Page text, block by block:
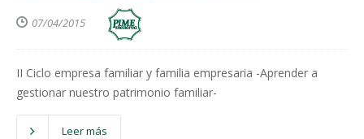
07/04/2015
II Ciclo empresa familiar y familia empresaria -Aprender a
gestionar nuestro patrimonio familiar-
Leer más